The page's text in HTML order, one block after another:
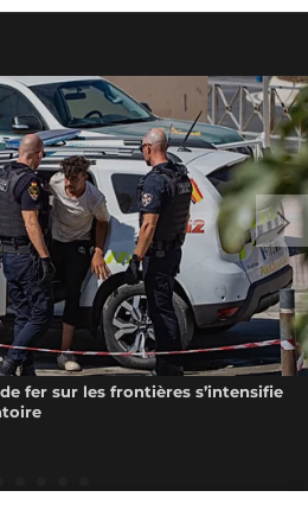
fer sur les frontières s’intensifie